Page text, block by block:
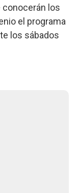
conocerán los
el programa
los sábados